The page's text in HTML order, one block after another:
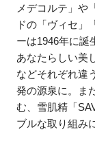
メデコルテ」や
ドの「ヴィセ」
ーは1946年に誕
あなたらしい美
などそれぞれ違
発の源泉に。ま
む、雪肌精「
ブルな取り組み